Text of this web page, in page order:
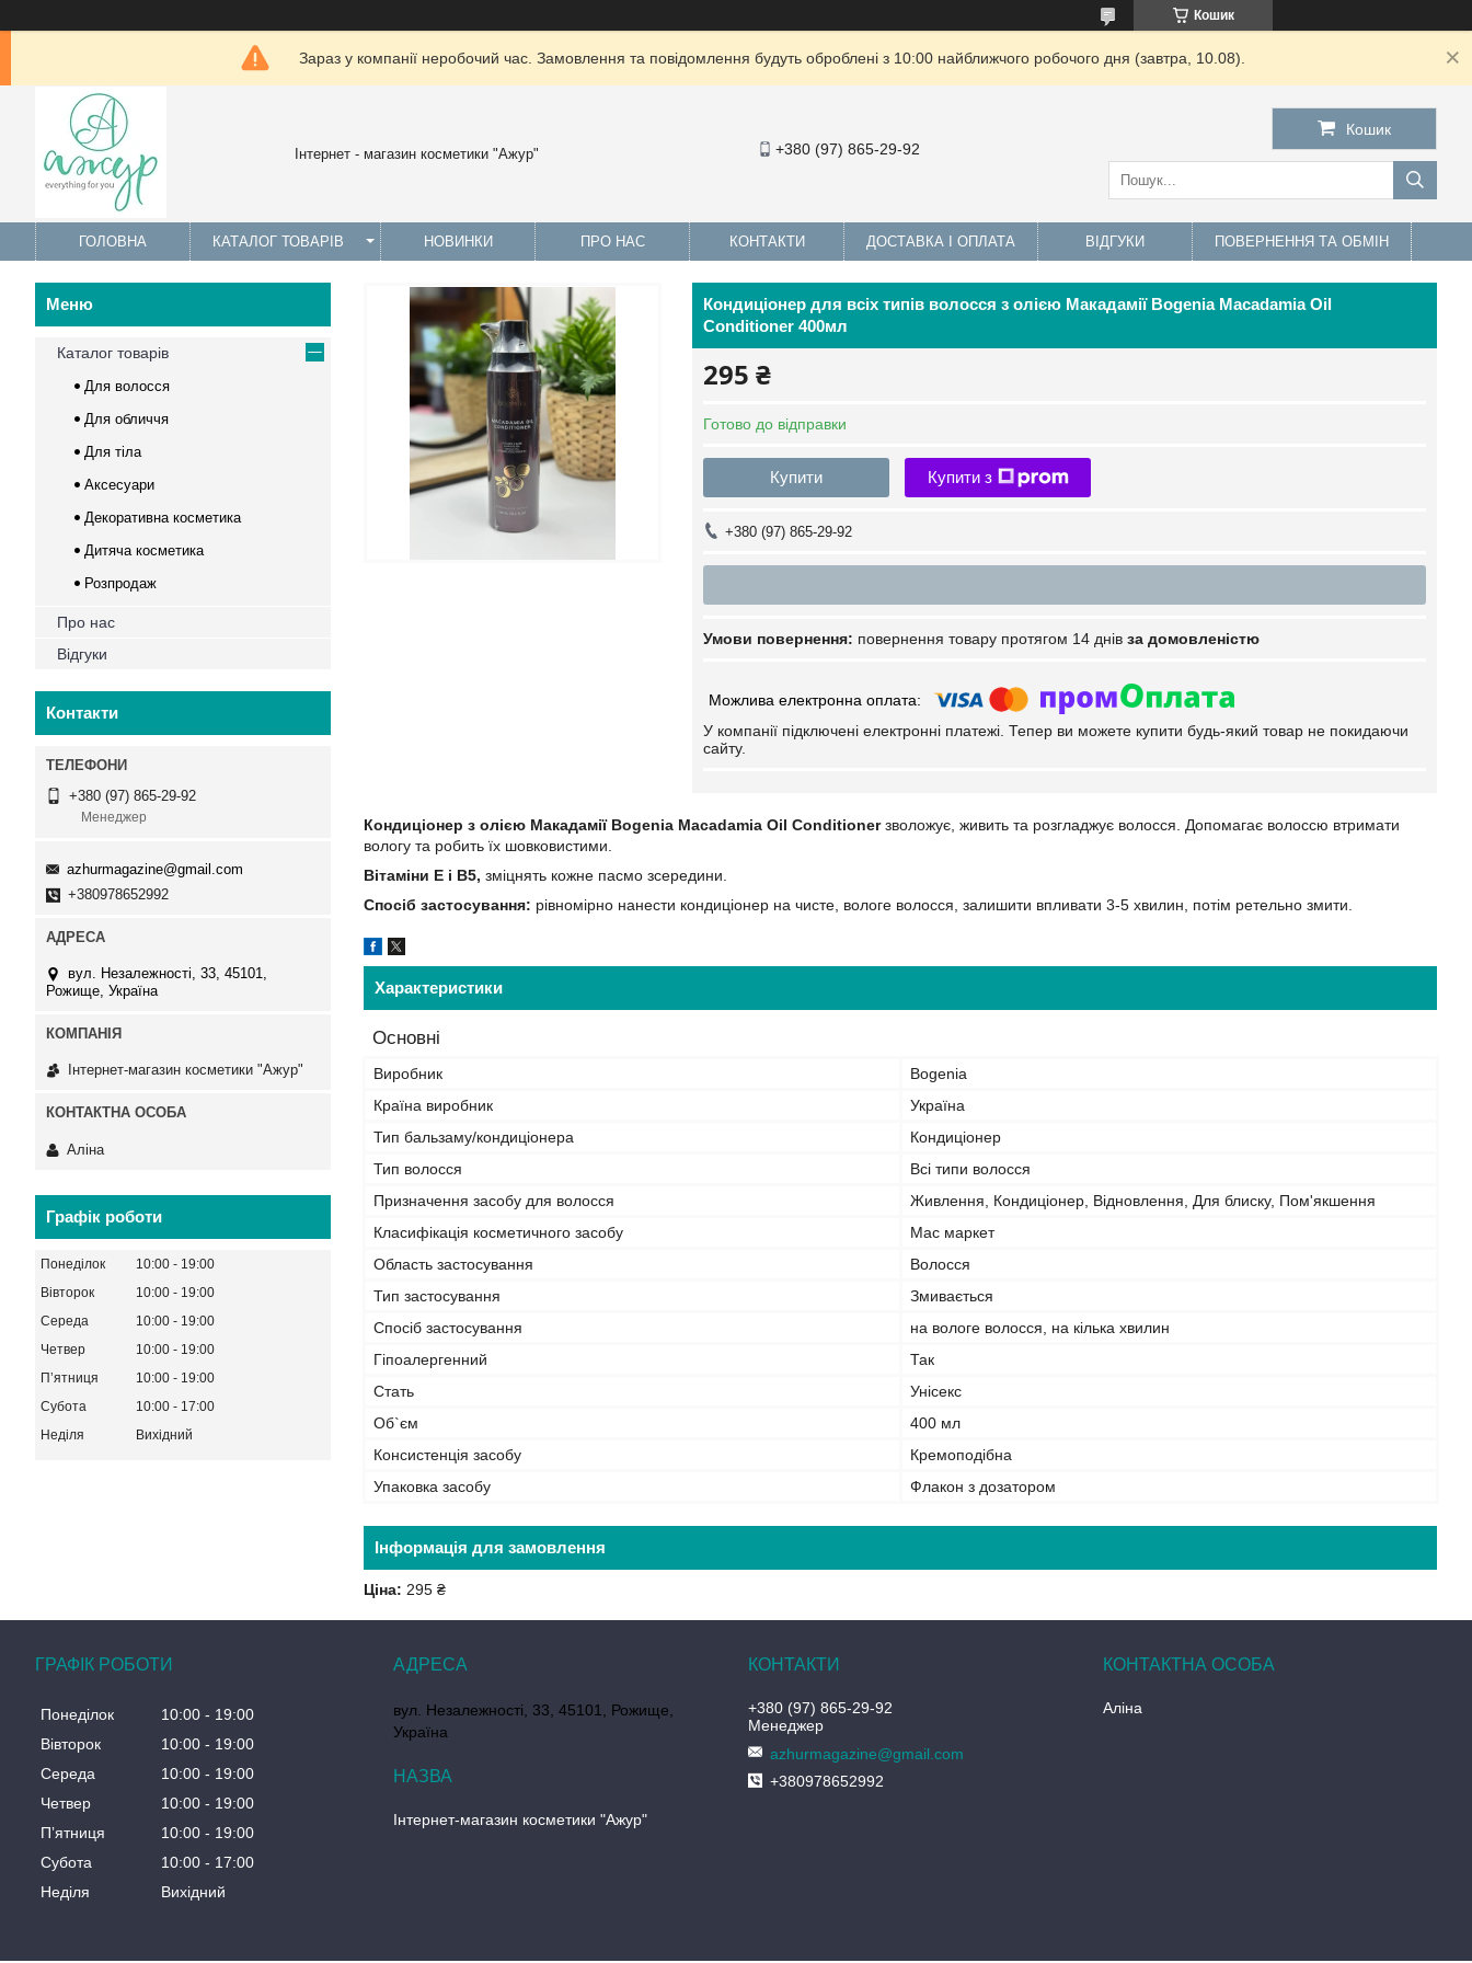
Кошик
Зараз у компанії неробочий час. Замовлення та повідомлення будуть оброблені з 10:00 найближчого робочого дня (завтра, 10.08).
Інтернет - магазин косметики "Ажур" +380 (97) 865-29-92
Кошик
ГОЛОВНА КАТАЛОГ ТОВАРІВ НОВИНКИ ПРО НАС КОНТАКТИ ДОСТАВКА І ОПЛАТА ВІДГУКИ ПОВЕРНЕННЯ ТА ОБМІН
Кондиціонер для всіх типів волосся з олією Макадамії Bogenia Macadamia Oil
Conditioner 400мл
295 ₴
Готово до відправки
Купити Купити з
+380 (97) 865-29-92
повернення товару протягом 14 днів за домовленістю
У компанії підключені електронні платежі. Тепер ви можете купити будь-який товар не покидаючи
сайту.
Кондиціонер з олією Макадамії Bogenia Macadamia Oil Conditionerзволожує, живить та розгладжує волосся. Допомагає волоссю втримати
вологу та робить їх шовковистими.
Вітаміни Е і В5, зміцнять кожне пасмо зсередини.
Спосіб застосування: рівномірно нанести кондиціонер на чисте, вологе волосся, залишити впливати 3-5 хвилин, потім ретельно змити.
Характеристики
Основні
Виробник
Bogenia
Країна виробник
Україна
Тип бальзаму/кондиціонера
Кондиціонер
Тип волосся
Всі типи волосся
Призначення засобу для волосся
Живлення, Кондиціонер, Відновлення, Для блиску, Пом'якшення
Класифікація косметичного засобу
Мас маркет
Область застосування
Волосся
Тип застосування
Змивається
Спосіб застосування
на вологе волосся, на кілька хвилин
Гіпоалергенний
Так
Стать
Унісекс
Об`єм
400 мл
Консистенція засобу
Кремоподібна
Упаковка засобу
Флакон з дозатором
Інформація для замовлення
Ціна: 295 ₴
Каталог товарів
Для волосся
Для обличчя
Для тіла
Аксесуари
Декоративна косметика
Дитяча косметика
Розпродаж
Про нас
Відгуки
Контакти
+380 (97) 865-29-92
Менеджер
azhurmagazine@gmail.com
+380978652992
вул. Незалежності, 33, 45101,
Рожище, Україна
Інтернет-магазин косметики "Ажур"
Аліна
Графік роботи
Понеділок 10:00
19:00
Вівторок
10:00
19:00
Середа
10:00
19:00
Четвер
10:00
19:00
Пʼятниця
10:00
19:00
Субота
10:00
17:00
Неділя
Вихідний
ГРАФІК РОБОТИ
Понеділок 10:00
19:00
Вівторок
10:00
19:00
Середа
10:00
19:00
Четвер
10:00
19:00
Пʼятниця
10:00
19:00
Субота
10:00
17:00
Неділя
Вихідний
вул. Незалежності, 33, 45101, Рожище,
Україна
Інтернет-магазин косметики "Ажур"
+380 (97) 865-29-92
Менеджер
azhurmagazine@gmail.com
+380978652992
Аліна